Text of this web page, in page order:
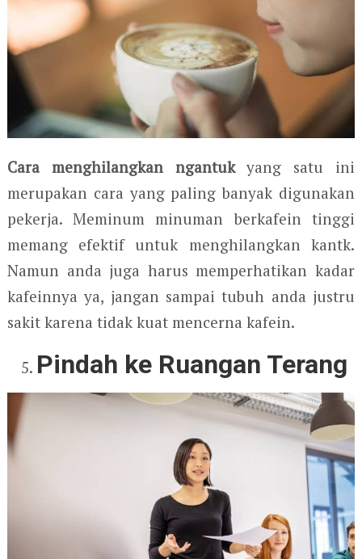
Cara menghilangkan ngantukyang satu ini
merupakan cara yang paling banyak digunakan
pekerja. Meminum minuman berkafein tinggi
memang efektif untuk menghilangkan kantk.
Namun anda juga harus memperhatikan kadar
kafeinnya ya, jangan sampai tubuh anda justru
sakit karena tidak kuat mencerna kafein.
Pindah ke Ruangan Terang